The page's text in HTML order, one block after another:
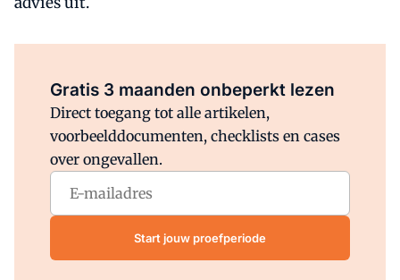
Gratis 3 maanden onbeperkt lezen
Direct toegang tot alle artikelen,
voorbeelddocumenten, checklists en cases
over ongevallen.
Start jouw proefperiode